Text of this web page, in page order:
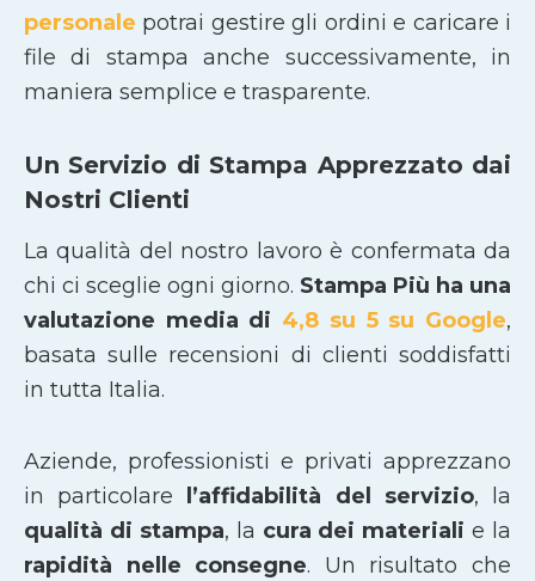
personale potrai gestire gli ordini e caricare i
file di stampa anche successivamente, in
maniera semplice e trasparente.
Un Servizio di Stampa Apprezzato dai
Nostri Clienti
La qualità del nostro lavoro è confermata da
chi ci sceglie ogni giorno. Stampa Più ha una
valutazione media di 4,8 su 5 su Google,
basata sulle recensioni di clienti soddisfatti
in tutta Italia.
Aziende, professionisti e privati apprezzano
in particolare l’affidabilità del servizio, la
qualità di stampa, la cura dei materiali e la
rapidità nelle consegne. Un risultato che